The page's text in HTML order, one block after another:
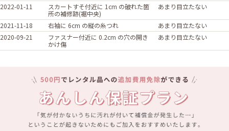
2022-01-11
スカートすそ付近に 1cm の破れた箇
所の補修跡(裾中央)
あまり目立たない
2021-11-18 右袖に 6cm の縦の糸つれ
あまり目立たない
2020-09-21
ファスナー付近に 0.2cm の穴の開き
かけ傷
あまり目立たない